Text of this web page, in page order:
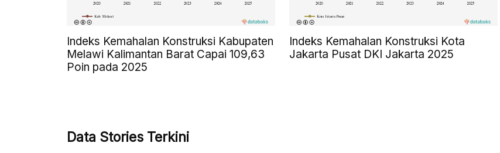
Indeks Kemahalan Konstruksi Kabupaten
Melawi Kalimantan Barat Capai 109,63
Poin pada 2025
Indeks Kemahalan Konstruksi Kota
Jakarta Pusat DKI Jakarta 2025
Data Stories Terkini